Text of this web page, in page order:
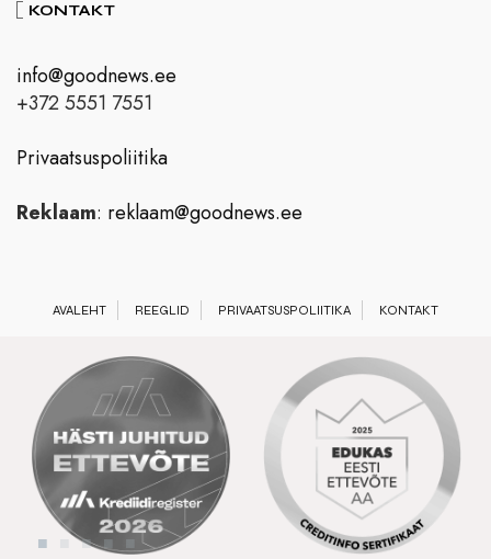
KONTAKT
info@goodnews.ee
+372 5551 7551
Privaatsuspoliitika
Reklaam: reklaam@goodnews.ee
AVALEHT REEGLID PRIVAATSUSPOLIITIKA KONTAKT